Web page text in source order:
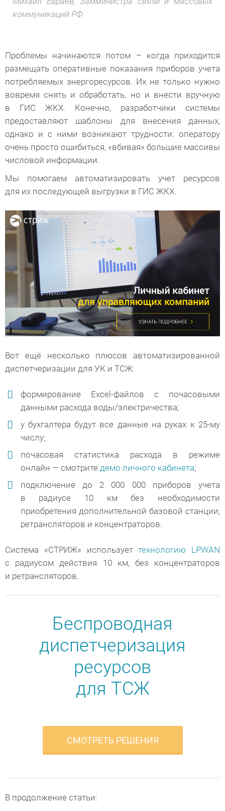
коммуникаций РФ
Проблемы начинаются потом – когда приходится
размещать оперативные показания приборов учета
потребляемых энергоресурсов. Их не только нужно
вовремя снять и обработать, но и внести вручную
в ГИС ЖКХ. Конечно, разработчики системы
предоставляют шаблоны для внесения данных,
однако и с ними возникают трудности: оператору
очень просто ошибиться, «вбивая» большие массивы
числовой информации.
Мы помогаем автоматизировать учет ресурсов
для их последующей выгрузки в ГИС ЖКХ.
Вот ещё несколько плюсов автоматизированной
диспетчеризации для УК и ТСЖ:
формирование Excel-файлов с почасовыми
данными расхода воды/электричества;
у бухгалтера будут все данные на руках к 25-му
числу;
почасовая статистика расхода в режиме
онлайн — смотрите демо личного кабинета;
подключение до 2 000 000 приборов учета
в радиусе 10 км без необходимости
приобретения дополнительной базовой станции,
ретрансляторов и концентраторов.
Система «СТРИЖ» используеттехнологию LPWAN
с радиусом действия 10 км, без концентраторов
и ретрансляторов.
Беспроводная
диспетчеризация
ресурсов
для ТСЖ
СМОТРЕТЬ РЕШЕНИЯ
В продолжение статьи: